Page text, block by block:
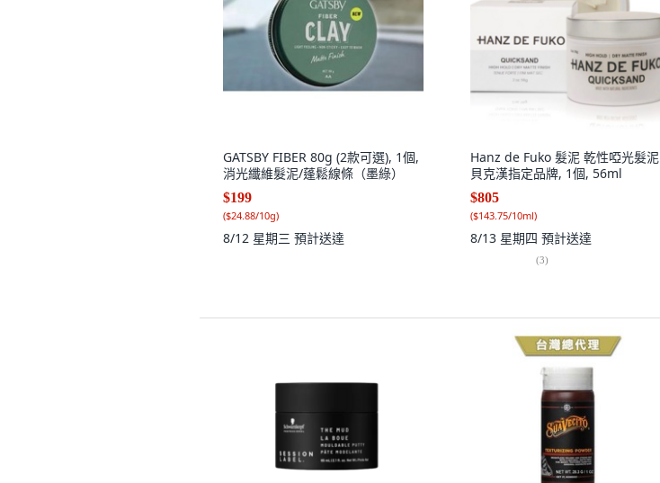
GATSBY FIBER 80g (2款可選), 1個,
消光纖維髮泥/蓬鬆線條（墨綠）
$199
($24.88/10g)
8/12 星期三 預計送達
Hanz de Fuko 髮泥 乾性啞光髮泥
貝克漢指定品牌, 1個, 56ml
$805
($143.75/10ml)
8/13 星期四 預計送達
(3)